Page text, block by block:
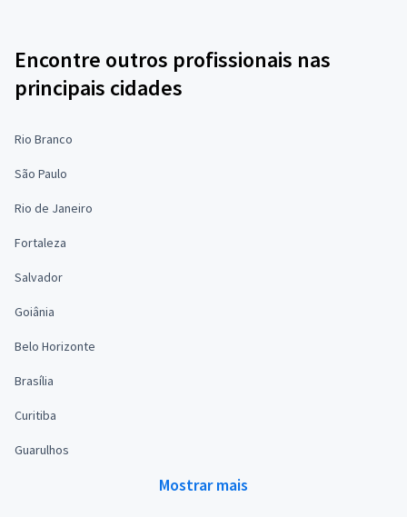
Encontre outros profissionais nas
principais cidades
Rio Branco
São Paulo
Rio de Janeiro
Fortaleza
Salvador
Goiânia
Belo Horizonte
Brasília
Curitiba
Guarulhos
Mostrar mais